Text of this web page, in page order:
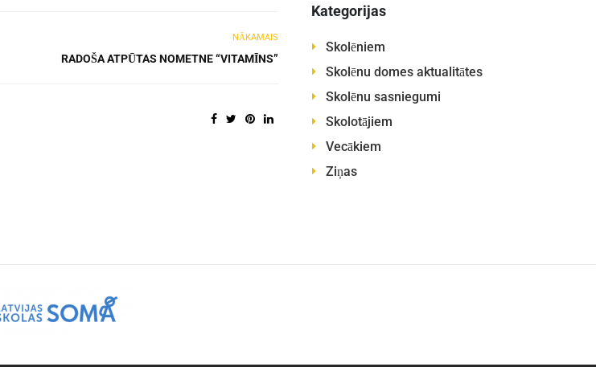
NĀKAMAIS
RADOŠA ATPŪTAS NOMETNE “VITAMĪNS”
Kategorijas
Skolēniem
Skolēnu domes aktualitātes
Skolēnu sasniegumi
Skolotājiem
Vecākiem
Ziņas